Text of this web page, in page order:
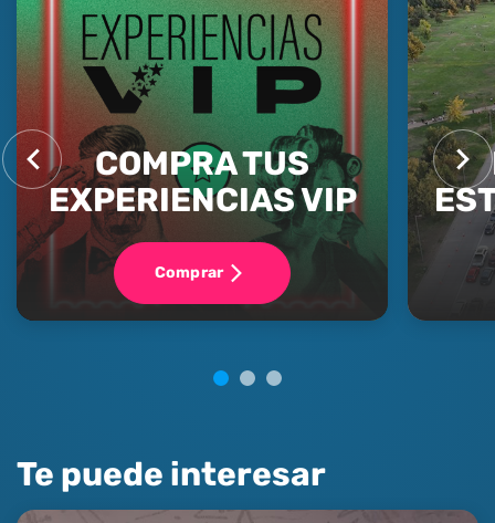
COMPRA TUS
EXPERIENCIAS VIP
Comprar
Te puede interesar